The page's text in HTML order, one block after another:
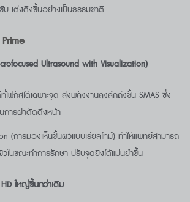
เต่งตึงขึ้นอย่างเป็นธรรมชาติ
Ultrasound with Visualization)
โฟกัสได้เฉพาะจุด ส่งพลังงานลงลึกถึงชั้น SMAS ซึ่ง
นการผ่าตัดดึงหน้า
(การมองเห็นชั้นผิวแบบเรียลไทม์) ทำให้แพทย์สามารถ
วในขณะทำการรักษา ปรับจุดยิงได้แม่นยำขึ้น
HDใหญ่ขึ้นกว่าเดิม